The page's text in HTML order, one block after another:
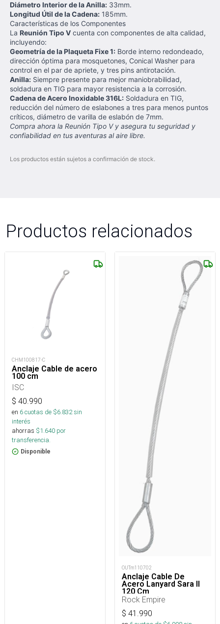
Diámetro Interior de la Anilla: 33mm.
Longitud Útil de la Cadena: 185mm.
Características de los Componentes
La Reunión Tipo V cuenta con componentes de alta calidad,
incluyendo:
Geometría de la Plaqueta Fixe 1: Borde interno redondeado,
dirección óptima para mosquetones, Conical Washer para
control en el par de apriete, y tres pins antirotación.
Anilla: Siempre presente para mejor maniobrabilidad,
soldadura en TIG para mayor resistencia a la corrosión.
Cadena de Acero Inoxidable 316L: Soldadura en TIG,
reducción del número de eslabones a tres para menos puntos
críticos, diámetro de varilla de eslabón de 7mm.
Compra ahora la Reunión Tipo V y asegura tu seguridad y
confiabilidad en tus aventuras al aire libre.
Los productos están sujetos a confirmación de stock.
Productos relacionados
CHM100817-C
Anclaje Cable de acero
100 cm
ISC
$ 40.990
en 6cuotas de $6.832sin
interés
ahorras $1.640 por
transferencia.
Disponible
OUTm110702
Anclaje Cable De
Acero Lanyard Sara II
120 Cm
Rock Empire
$ 41.990